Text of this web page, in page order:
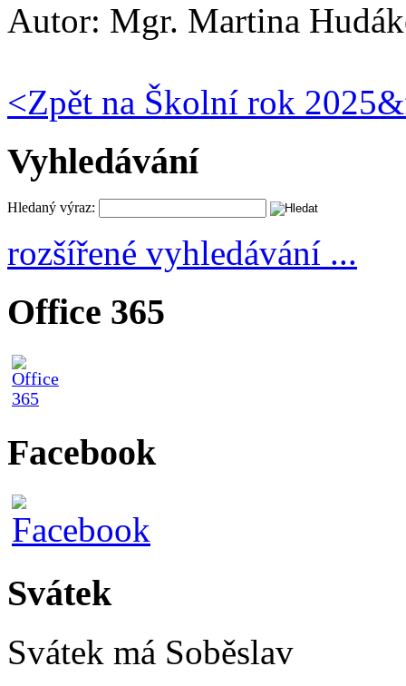
Autor: Mgr. Martina
<Zpět na Školní rok
Vyhledávání
Hledaný výraz:
rozšířené vyhledávání ...
Office 365
Facebook
Svátek
Svátek má Soběslav